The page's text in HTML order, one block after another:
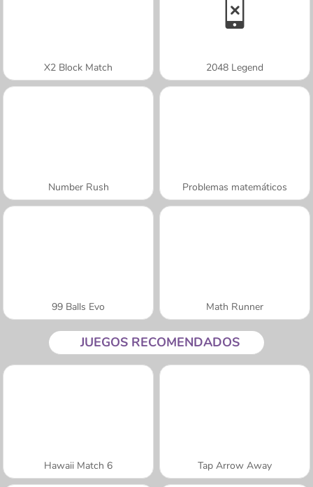
X2 Block Match 2048 Legend
Number Rush Problemas matemáticos
99 Balls Evo Math Runner
JUEGOS RECOMENDADOS
Hawaii Match 6 Tap Arrow Away